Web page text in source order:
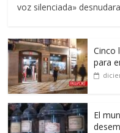
voz silenciada»
Cinco
para
El